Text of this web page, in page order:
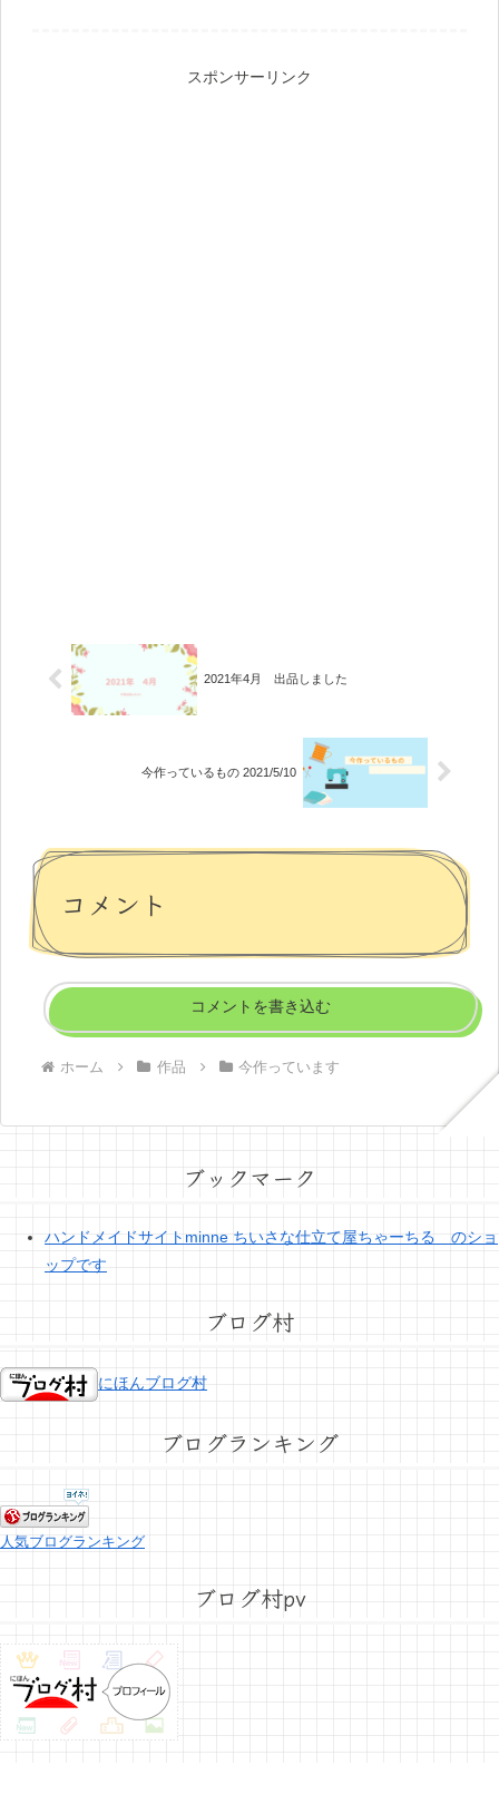
スポンサーリンク
2021年4月 出品しました
今作っているもの 2021/5/10
コメント
コメントを書き込む
ホーム 作品 今作っています
ブックマーク
ハンドメイドサイトminne ちいさな仕立て屋ちゃーちる のショ
ップです
ブログ村
にほんブログ村
ブログランキング
人気ブログランキング
ブログ村pv